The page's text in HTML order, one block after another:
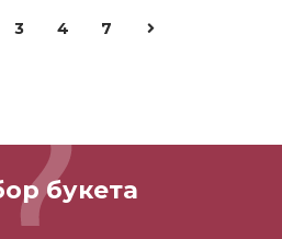
700 ₽
3 4 7
букета